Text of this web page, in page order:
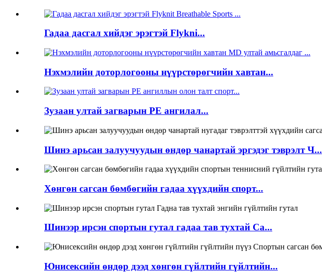
Гадаа дасгал хийдэг эрэгтэй Flykni...
Нэхмэлийн доторлогооны нүүрстөрөгчийн хавтан...
Зузаан ултай загварын PE ангилал...
Шинэ арьсан залуучуудын өндөр чанартай эргэдэг тэврэлт Ч...
Хөнгөн сагсан бөмбөгийн гадаа хүүхдийн спорт...
Шинээр ирсэн спортын гутал гадаа тав тухтай Ca...
Юнисексийн өндөр дээд хөнгөн гүйлтийн гүйлтийн...